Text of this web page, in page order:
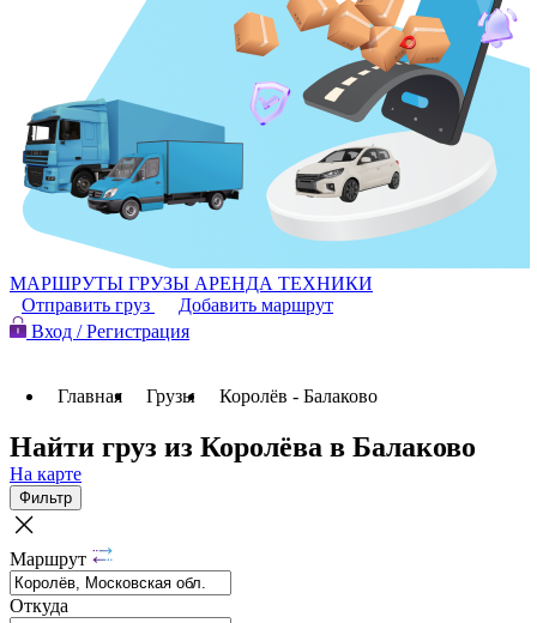
МАРШРУТЫ ГРУЗЫ АРЕНДА ТЕХНИКИ
Отправить груз
Добавить маршрут
Вход / Регистрация
Главная Грузы Королёв - Балаково
Найти груз из Королёва в Балаково
На карте
Фильтр
Маршрут
Откуда